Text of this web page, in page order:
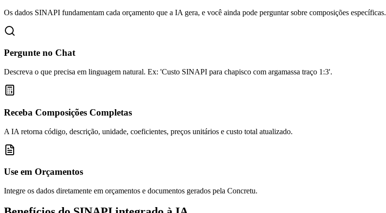
Os dados SINAPI fundamentam cada orçamento que a IA gera, e você ainda pode perguntar sobre composições específicas.
Pergunte no Chat
Descreva o que precisa em linguagem natural. Ex: 'Custo SINAPI para chapisco com argamassa traço 1:3'.
Receba Composições Completas
A IA retorna código, descrição, unidade, coeficientes, preços unitários e custo total atualizado.
Use em Orçamentos
Integre os dados diretamente em orçamentos e documentos gerados pela Concretu.